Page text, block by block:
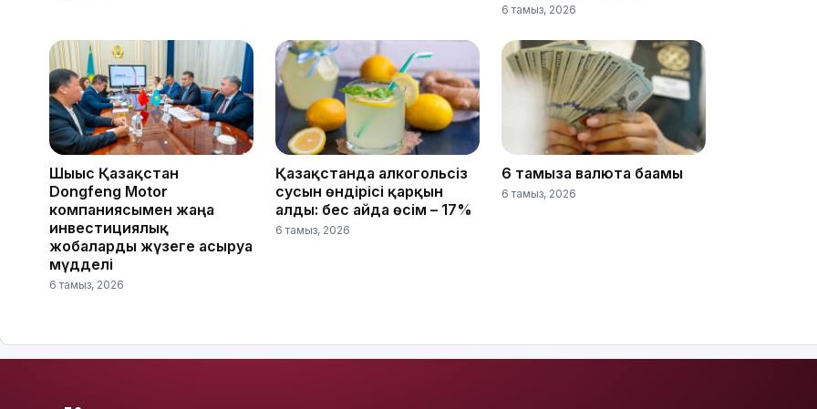
6 тамыз, 2026
Шығыс Қазақстан
Dongfeng Motor
компаниясымен жаңа
инвестициялық
жобаларды жүзеге асыруға
мүдделі
6 тамыз, 2026
Қазақстанда алкогольсіз
сусын өндірісі қарқын
алды: бес айда өсім – 17%
6 тамыз, 2026
6 тамызға валюта бағамы
6 тамыз, 2026